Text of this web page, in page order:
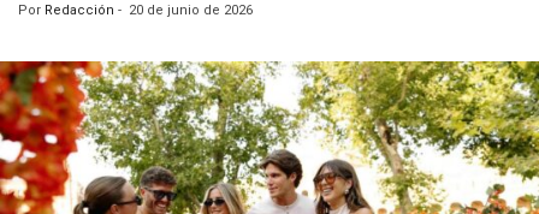
Por Redacción - 20 de junio de 2026